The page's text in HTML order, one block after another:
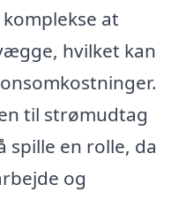
at
hvilket kan
til strømudtag
spille en rolle, da
og